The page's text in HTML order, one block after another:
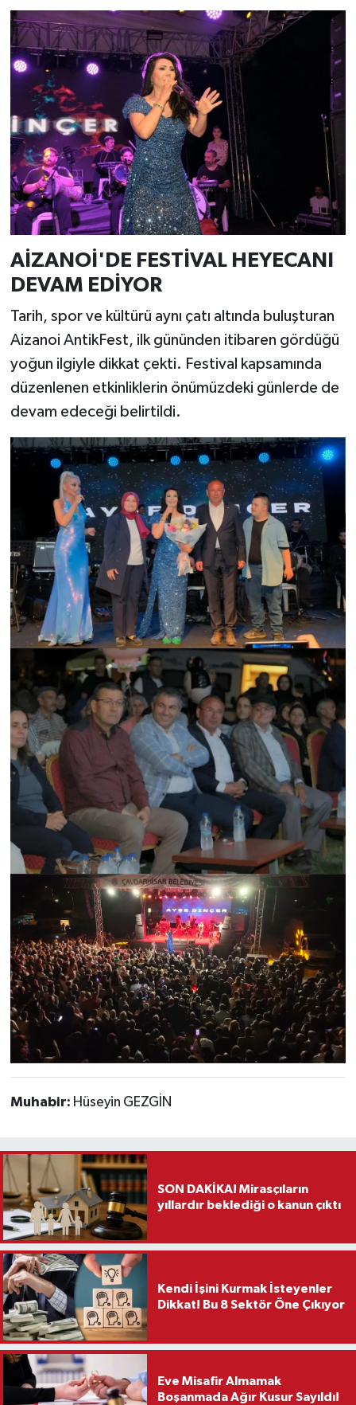
AİZANOİ'DE FESTİVAL HEYECANI
DEVAM EDİYOR
Tarih, spor ve kültürü aynı çatı altında buluşturan
Aizanoi AntikFest, ilk gününden itibaren gördüğü
yoğun ilgiyle dikkat çekti. Festival kapsamında
düzenlenen etkinliklerin önümüzdeki günlerde de
devam edeceği belirtildi.
Muhabir: Hüseyin GEZGİN
SON DAKİKA! Mirasçıların
yıllardır beklediği o kanun çıktı
Kendi İşini Kurmak İsteyenler
Dikkat! Bu 8 Sektör Öne Çıkıyor
Eve Misafir Almamak
Boşanmada Ağır Kusur Sayıldı!